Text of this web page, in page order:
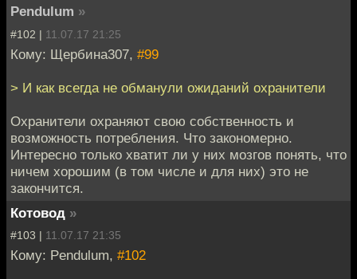
Pendulum »
#102 | 11.07.17 21:25
Кому: Щербина307, #99
> И как всегда не обманули ожиданий охранители
Охранители охраняют свою собственность и
возможность потребления. Что закономерно.
Интересно только хватит ли у них мозгов понять, что
ничем хорошим (в том числе и для них) это не
закончится.
Котовод »
#103 | 11.07.17 21:35
Кому: Pendulum, #102